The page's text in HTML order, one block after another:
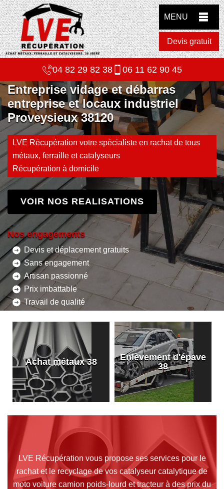
MENU
Devis gratuit
04 82 29 82 38 06 11 62 90 45
Entreprise vidage et débarras
entreprise et locaux industriel
Proveysieux 38120
LVE Récupération votre spécialiste en rachat de tous
métaux, ferraille et catalyseurs
Récupération à domicile
VOIR NOS REALISATIONS
Nos engagements
Devis et déplacement gratuits
Sans engagement
Artisan passionné
Prix imbattable
Travail de qualité
Achat métaux 38
Enlèvement d'épave
38
LVE Récupération vous propose ses services pour le
rachat et le recyclage de vos catalyseur catalytique de
moto voiture camion poids-lourd et tracteur à des prix du